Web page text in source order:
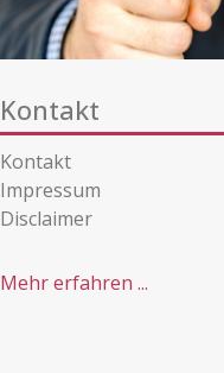
Kontakt
Kontakt
Impressum
Disclaimer
Mehr erfahren ...